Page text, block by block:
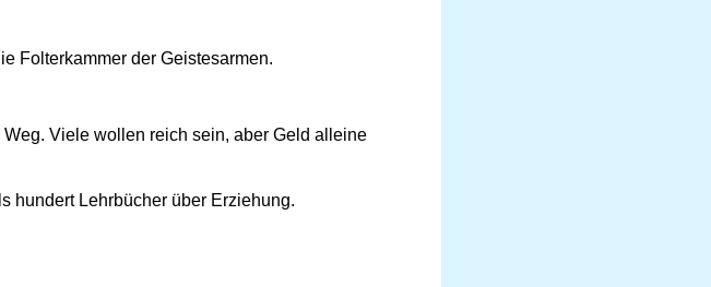
Folterkammer der Geistesarmen.
Viele wollen reich sein, aber Geld alleine
hundert Lehrbücher über Erziehung.